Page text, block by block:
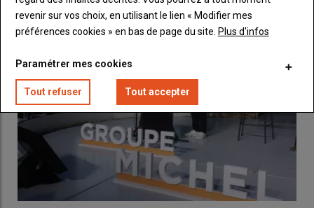
revenir sur vos choix, en utilisant le lien « Modifier mes
préférences cookies » en bas de page du site. Plus d'infos
Paramétrer mes cookies
Tout refuser Tout accepter